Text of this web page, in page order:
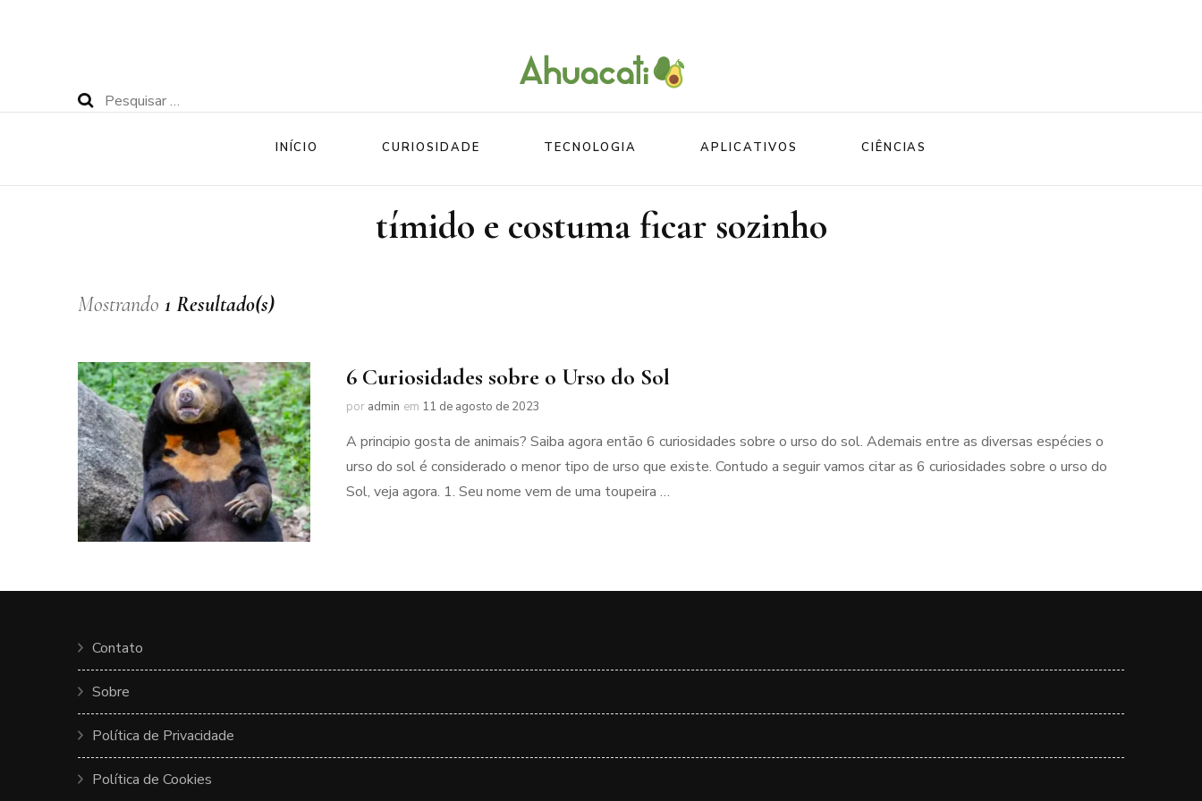
Pesquisar
Ahuacati
O melhor da Internet em um só lugar
INÍCIO CURIOSIDADE
Mundo
TECNOLOGIA APLICATIVOS CIÊNCIAS
tímido e costuma ficar sozinho
Mostrando 1 Resultado(s)
6 Curiosidades sobre o Urso do Sol
por admin em 11 de agosto de 2023
A principio gosta de animais? Saiba agora então 6 curiosidades sobre o urso do sol. Ademais entre as diversas espécies o
urso do sol é considerado o menor tipo de urso que existe. Contudo a seguir vamos citar as 6 curiosidades sobre o urso do
Sol, veja agora. 1. Seu nome vem de uma toupeira …
Contato
Sobre
Política de Privacidade
Política de Cookies